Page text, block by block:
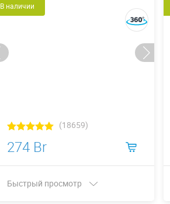
В наличии
(18659)
274 Br
Быстрый просмотр